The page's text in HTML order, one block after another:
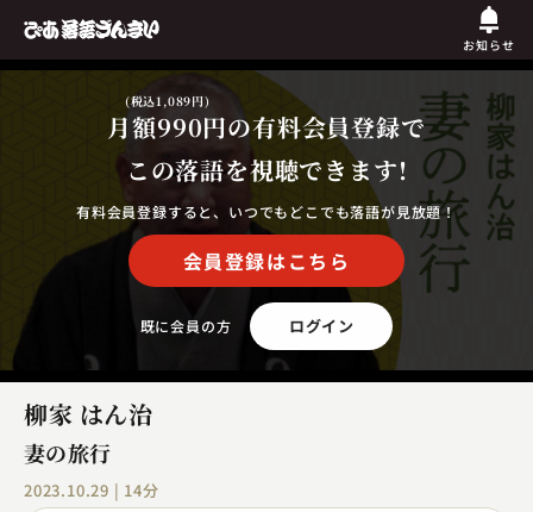
お知らせ
月額990円
(税込1,089円)
の有料会員登録で
この落語を視聴できます!
有料会員登録すると、いつでもどこでも落語が見放題！
会員登録はこちら
既に会員の方 ログイン
柳家 はん治
妻の旅行
2023.10.29 | 14分